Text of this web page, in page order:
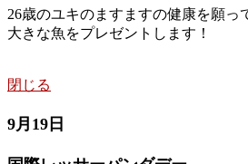
26歳のユキのますますの健康を願っ
大きな魚をプレゼントします！
閉じる
9月19日